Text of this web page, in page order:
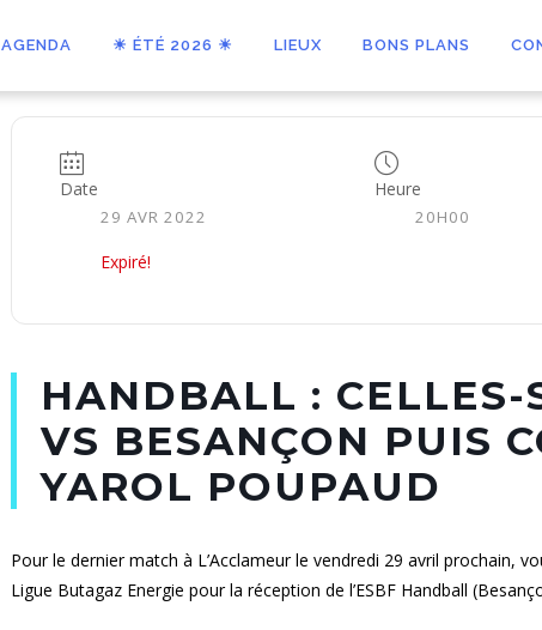
AGENDA ☀ ÉTÉ 2026 ☀ LIEUX BONS PLANS
Date
29 AVR 2022
Expiré!
Heure
20H00
HANDBALL : CELLES-
VS BESANÇON PUIS
YAROL POUPAUD
Pour le dernier match à L’Acclameur le vendredi 29 avril prochain,
Ligue Butagaz Energie pour la réception de l’ESBF Handball